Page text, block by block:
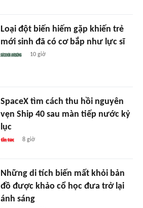
Loại đột biến hiếm gặp khiến trẻ
mới sinh đã có cơ bắp như lực sĩ
10 giờ
SpaceX tìm cách thu hồi nguyên
vẹn Ship 40 sau màn tiếp nước kỷ
lục
8 giờ
Những di tích biến mất khỏi bản
đồ được khảo cổ học đưa trở lại
ánh sáng